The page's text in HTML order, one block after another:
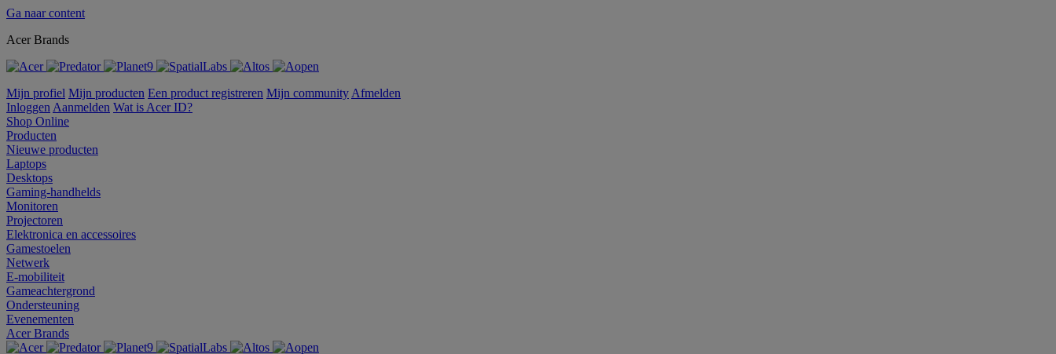
Ga naar content
Acer Brands
Mijn profiel Mijn producten Een product registreren Mijn community Afmelden
Inloggen Aanmelden Wat is Acer ID?
Shop Online
Producten
Nieuwe producten
Laptops
Desktops
Gaming-handhelds
Monitoren
Projectoren
Elektronica en accessoires
Gamestoelen
Netwerk
E-mobiliteit
Gameachtergrond
Ondersteuning
Evenementen
Acer Brands